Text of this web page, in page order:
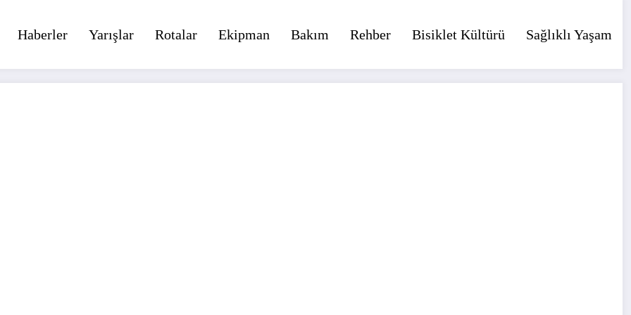
Haberler Yarışlar Rotalar Ekipman Bakım Rehber Bisiklet Kültürü Sağlıklı Yaşam